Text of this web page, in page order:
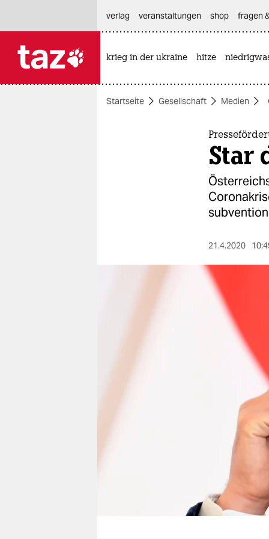
themen
verlag
veranstaltungen shop fragen
krieg in der ukraine hitze
Startseite Gesellschaft Medien
Star
21.4.2020